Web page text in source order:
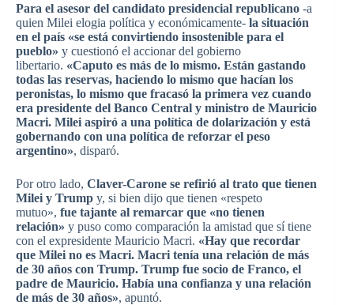
Para el asesor del candidato presidencial republicano -a
quien Milei elogia política y económicamente- la situación
en el país «se está convirtiendo insostenible para el
pueblo» y cuestionó el accionar del gobierno
libertario. «Caputo es más de lo mismo. Están gastando
todas las reservas, haciendo lo mismo que hacían los
peronistas, lo mismo que fracasó la primera vez cuando
era presidente del Banco Central y ministro de Mauricio
Macri. Milei aspiró a una política de dolarización y está
gobernando con una política de reforzar el peso
argentino», disparó.
Por otro lado, Claver-Carone se refirió al trato que tienen
Milei y Trump y, si bien dijo que tienen «respeto
mutuo», fue tajante al remarcar que «no tienen
relación» y puso como comparación la amistad que sí tiene
con el expresidente Mauricio Macri. «Hay que recordar
que Milei no es Macri. Macri tenía una relación de más
de 30 años con Trump. Trump fue socio de Franco, el
padre de Mauricio. Había una confianza y una relación
de más de 30 años», apuntó.